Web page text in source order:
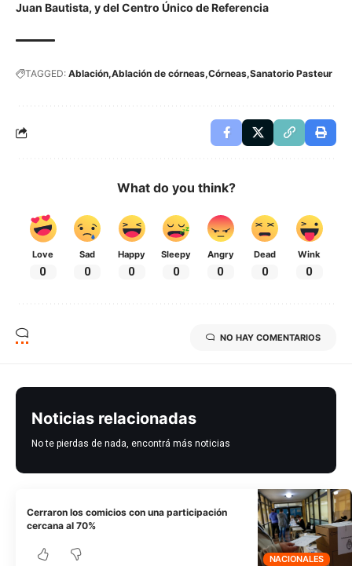
Juan Bautista, y del Centro Único de Referencia
TAGGED: Ablación Ablación de córneas Córneas Sanatorio Pasteur
What do you think?
Love
0
Sad
0
Happy
0
Sleepy
0
Angry
0
Dead
0
Wink
0
NO HAY COMENTARIOS
Noticias relacionadas
No te pierdas de nada, encontrá más noticias
NACIONALES
Cerraron los comicios con una participación
cercana al 70%